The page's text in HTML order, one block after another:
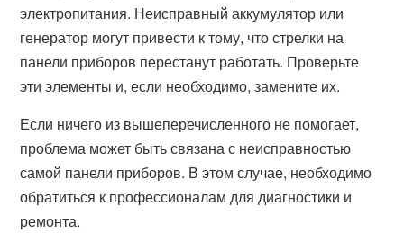
электропитания. Неисправный аккумулятор или
генератор могут привести к тому, что стрелки на
панели приборов перестанут работать. Проверьте
эти элементы и, если необходимо, замените их.
Если ничего из вышеперечисленного не помогает,
проблема может быть связана с неисправностью
самой панели приборов. В этом случае, необходимо
обратиться к профессионалам для диагностики и
ремонта.